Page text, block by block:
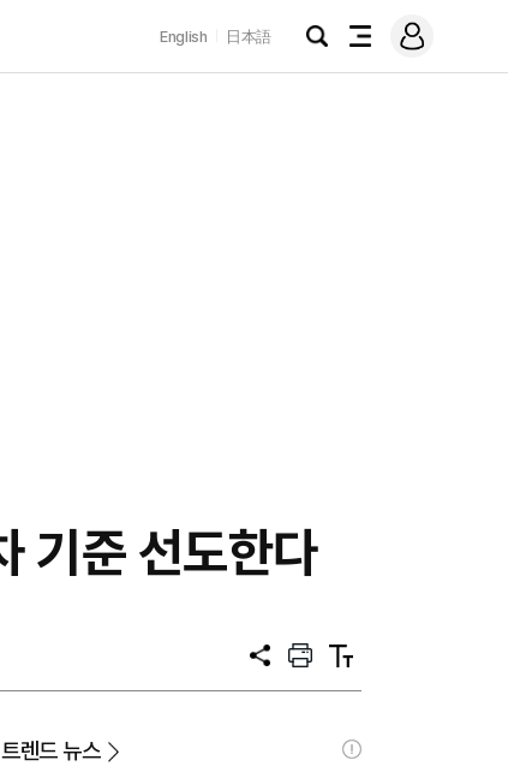
English 日本語
검
전
메
그
기준 선도한다
공
프
트
텍
트
트렌드 뉴스